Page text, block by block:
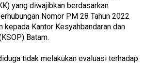
yang diwajibkan berdasarkan
Nomor PM 28 Tahun 2022
kepada Kantor Kesyahbandaran dan
Batam.
tidak melakukan evaluasi terhadap